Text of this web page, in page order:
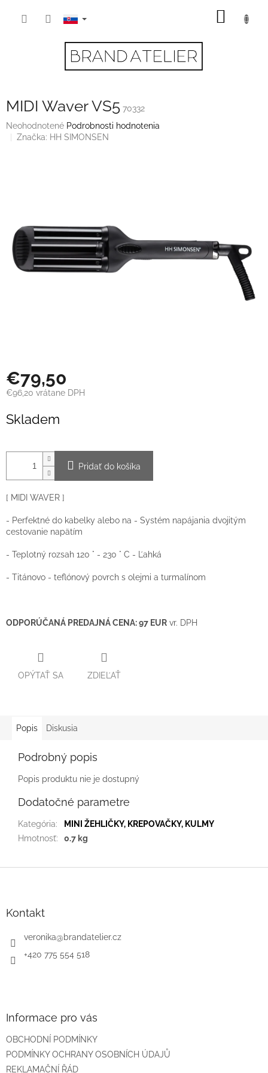
MIDI Waver VS5 70332
Priemerné
hodnotenie
Neohodnotené Podrobnosti hodnotenia
Značka: HH SIMONSEN
€79,50
€96,20 vrátane DPH
cena:
Skladem
Pridať do košíka
[ MIDI WAVER ]
- Perfektné do kabelky alebo na - Systém napájania dvojitým
cestovanie napätím
- Teplotný rozsah 120 ° - 230 ° C - Ľahká
- Titánovo - teflónový povrch s olejmi a turmalínom
ODPORÚČANÁ PREDAJNÁ CENA: 97 EUR vr. DPH
OPÝTAŤ SA ZDIEĽAŤ
Popis Diskusia
Podrobný popis
Popis produktu nie je dostupný
Dodatočné parametre
Kategória:
MINI ŽEHLIČKY, KREPOVAČKY, KULMY
Hmotnosť: 0.7 kg
Kontakt
veronika@brandatelier.cz
+420 775 554 518
Informace pro vás
OBCHODNÍ PODMÍNKY
PODMÍNKY OCHRANY OSOBNÍCH ÚDAJŮ
REKLAMAČNÍ ŘÁD